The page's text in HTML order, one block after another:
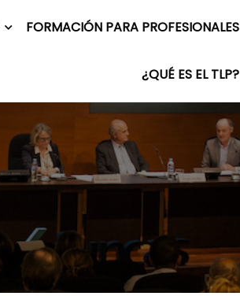
FORMACIÓN PARA PROFESIONALES
¿QUÉ ES EL TLP?